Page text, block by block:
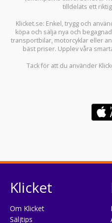
tilldelats ett
Klicket.se: Enkel, trygg och
köpa och sälja nya och
transportbilar, motorcyklar eller
bäst priser. Upplev våra
Tack för att du använder
Klicket
Om Klicket
Säljtips